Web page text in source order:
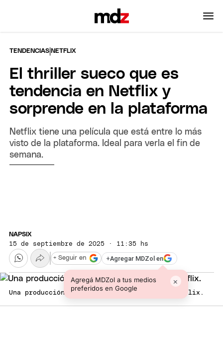
TENDENCIAS |NETFLIX
El thriller sueco que es
tendencia en Netflix y
sorprende en la plataforma
Netflix tiene una película que está entre lo más
visto de la plataforma. Ideal para verla el fin de
semana.
NAPSIX
15 de septiembre de 2025 · 11:35 hs
+Agregar MDZol en
Agregá MDZol a tus medios
preferidos en Google
×
+ Seguir en
Una producción sueca imperdible. Fuente: Netflix.